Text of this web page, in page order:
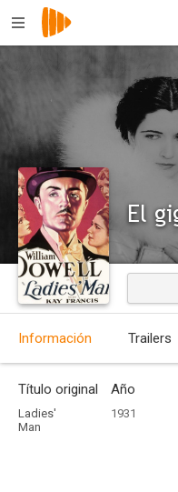
El
Información Trailers
Título original
Ladies'
Man
Año
1931